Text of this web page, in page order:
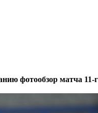
фотообзор матча